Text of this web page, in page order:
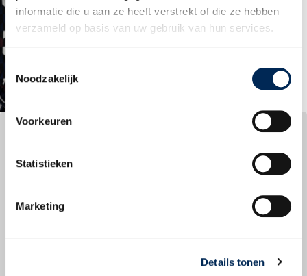
informatie die u aan ze heeft verstrekt of die ze hebben
verzameld op basis van uw gebruik van hun services.
Toestemmingsselectie
Noodzakelijk
Voorkeuren
Statistieken
Marketing
Details tonen
Financiële administratie
U bereikt mij op onderstaande contactgegevens:
Financiële administratie